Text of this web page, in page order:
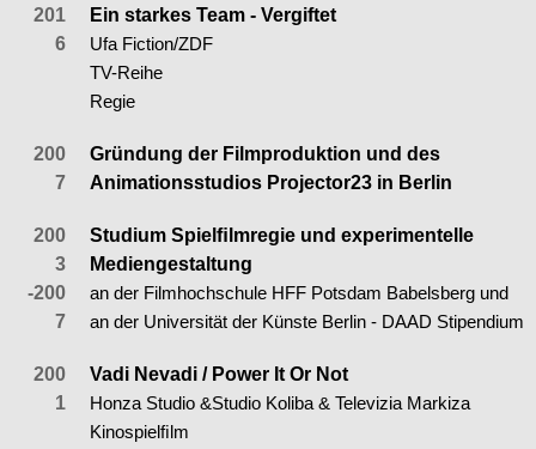
201
6
Ein starkes Team - Vergiftet
Ufa Fiction/ZDF
TV-Reihe
Regie
200
7
Gründung der Filmproduktion und des
Animationsstudios Projector23 in Berlin
200
3
-200
7
Studium Spielﬁlmregie und experimentelle
Mediengestaltung
an der Filmhochschule HFF Potsdam Babelsberg und
an der Universität der Künste Berlin - DAAD Stipendium
200
1
Vadi Nevadi / Power It Or Not
Honza Studio &Studio Koliba & Televizia Markiza
Kinospielﬁlm